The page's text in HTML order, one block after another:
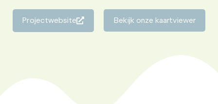
Projectwebsite Bekijk onze kaartviewer